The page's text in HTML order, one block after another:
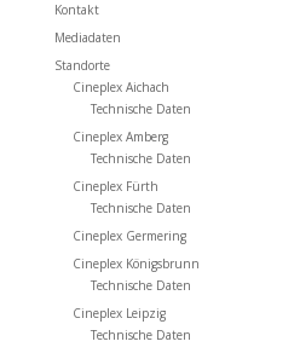
Kontakt
Mediadaten
Standorte
Cineplex Aichach
Technische Daten
Cineplex Amberg
Technische Daten
Cineplex Fürth
Technische Daten
Cineplex Germering
Cineplex Königsbrunn
Technische Daten
Cineplex Leipzig
Technische Daten